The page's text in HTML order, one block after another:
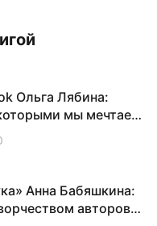
Ольга Лябина:
мы мечтаем
Анна Бабяшкина:
авторов,